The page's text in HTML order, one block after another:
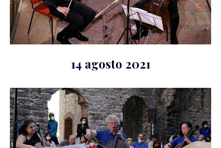
14 agosto 2021